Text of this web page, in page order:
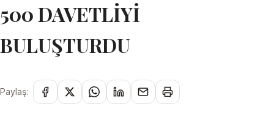
500 DAVETLİYİ
BULUŞTURDU
Paylaş: